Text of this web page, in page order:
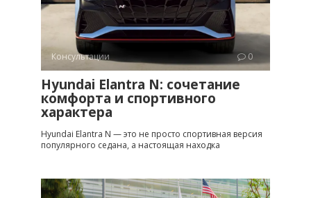
Консультации 0
Hyundai Elantra N: сочетание
комфорта и спортивного
характера
Hyundai Elantra N — это не просто спортивная версия
популярного седана, а настоящая находка